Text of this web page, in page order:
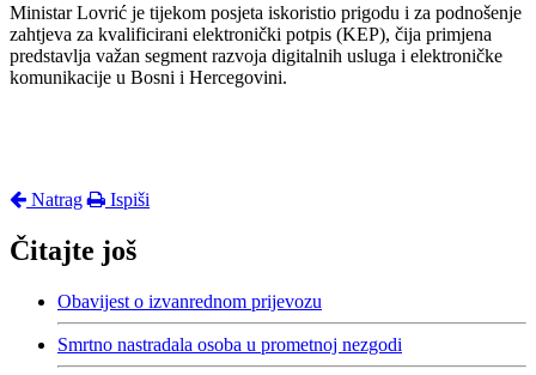
Ministar Lovrić je tijekom posjeta iskoristio prigodu i za podnošenje
zahtjeva za kvalificirani elektronički potpis (KEP), čija primjena
predstavlja važan segment razvoja digitalnih usluga i elektroničke
komunikacije u Bosni i Hercegovini.
Natrag Ispiši
Čitajte još
Obavijest o izvanrednom prijevozu
Smrtno nastradala osoba u prometnoj nezgodi